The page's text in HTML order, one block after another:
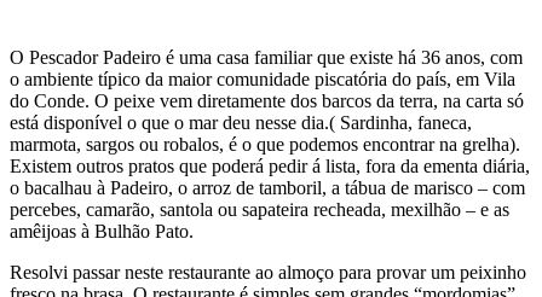
O Pescador Padeiro é uma casa familiar que existe há 36 anos, com
o ambiente típico da maior comunidade piscatória do país, em Vila
do Conde. O peixe vem diretamente dos barcos da terra, na carta só
está disponível o que o mar deu nesse dia.( Sardinha, faneca,
marmota, sargos ou robalos, é o que podemos encontrar na grelha).
Existem outros pratos que poderá pedir á lista, fora da ementa diária,
o bacalhau à Padeiro, o arroz de tamboril, a tábua de marisco – com
percebes, camarão, santola ou sapateira recheada, mexilhão – e as
amêijoas à Bulhão Pato.
Resolvi passar neste restaurante ao almoço para provar um peixinho